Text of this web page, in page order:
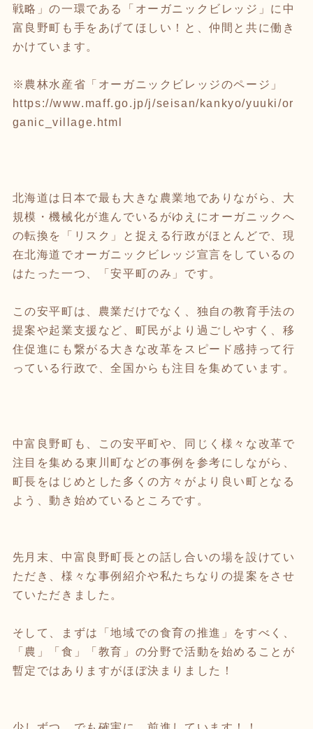
戦略」の一環である「オーガニックビレッジ」に中
富良野町も手をあげてほしい！と、仲間と共に働き
かけています。
※農林水産省「オーガニックビレッジのページ」
https://www.maff.go.jp/j/seisan/kankyo/yuuki/or
ganic_village.html
北海道は日本で最も大きな農業地でありながら、大
規模・機械化が進んでいるがゆえにオーガニックへ
の転換を「リスク」と捉える行政がほとんどで、現
在北海道でオーガニックビレッジ宣言をしているの
はたった一つ、「安平町のみ」です。
この安平町は、農業だけでなく、独自の教育手法の
提案や起業支援など、町民がより過ごしやすく、移
住促進にも繋がる大きな改革をスピード感持って行
っている行政で、全国からも注目を集めています。
中富良野町も、この安平町や、同じく様々な改革で
注目を集める東川町などの事例を参考にしながら、
町長をはじめとした多くの方々がより良い町となる
よう、動き始めているところです。
先月末、中富良野町長との話し合いの場を設けてい
ただき、様々な事例紹介や私たちなりの提案をさせ
ていただきました。
そして、まずは「地域での食育の推進」をすべく、
「農」「食」「教育」の分野で活動を始めることが
暫定ではありますがほぼ決まりました！